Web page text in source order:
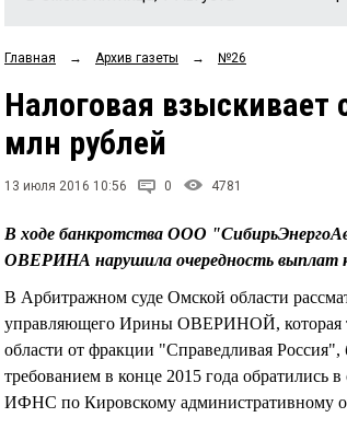
Главная → Архив газеты → №26
Налоговая
млн рублей
13 июля 2016 10:56 0 4781
В ходе банкротства ООО
ОВЕРИНА нарушила очередность выплат
В Арбитражном суде Омской области
управляющего Ирины ОВЕРИНОЙ, которая
области от фракции "Справедливая
требованием в конце 2015 года обратились
ИФНС по Кировскому административному